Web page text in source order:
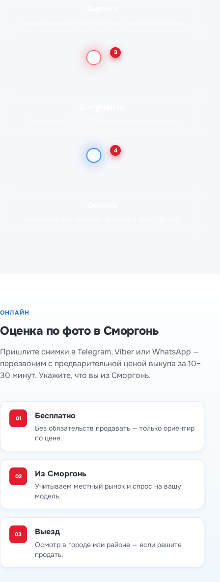
3
4
ОНЛАЙН
Оценка по фото в Сморгонь
Пришлите снимки в Telegram, Viber или WhatsApp —
перезвоним с предварительной ценой выкупа за 10–
30 минут. Укажите, что вы из Сморгонь.
01 Бесплатно
Без обязательств продавать — только ориентир
по цене.
02 Из Сморгонь
Учитываем местный рынок и спрос на вашу
модель.
03 Выезд
Осмотр в городе или районе — если решите
продать.